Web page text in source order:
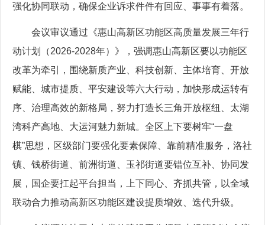
强化协同联动，确保企业诉求件件有回应、事事有着落。
会议审议通过《惠山高新区功能区高质量发展三年行
动计划（2026-2028年）》，强调惠山高新区要以功能区
改革为牵引，围绕新质产业、科技创新、主体培育、开放
赋能、城市提质、平安建设等六大行动，加快形成运转有
序、治理高效的新格局，努力打造长三角开放枢纽、太湖
湾科产高地、大运河魅力新城。全区上下要树牢“一盘
棋”思想，区级部门要强化要素保障、靠前精准服务，洛社
镇、钱桥街道、前洲街道、玉祁街道要错位互补、协同发
展，国企要扛起平台担当，上下同心、齐抓共管，以全域
联动合力推动高新区功能区建设提质增效、迭代升级。